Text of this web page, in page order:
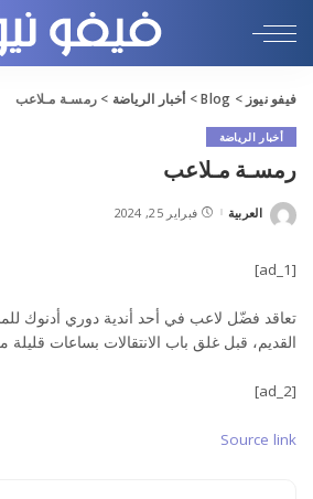
فيفو نيوز >
Blog
> أخبار الرياضة > رمسـة مـلاعب
أخبار الرياضة
رمسـة مـلاعب
Posted
العربية فبراير 25, 2024
[ad_1]
تعاقد فضّل لاعب في أحد أندية دوري أدنوك
القديم، قبل غلق باب الانتقالات بساعات
[ad_2]
Source link